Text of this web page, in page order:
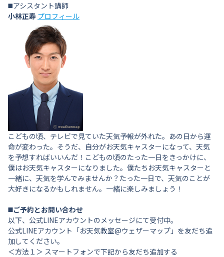
◼️アシスタント講師
小林正寿 プロフィール
こどもの頃、テレビで見ていた天気予報が外れた。あの日から運
命が変わった。そうだ、自分がお天気キャスターになって、天気
を予想すればいいんだ！こどもの頃のたった一日をきっかけに、
僕はお天気キャスターになりました。僕たちお天気キャスターと
一緒に、天気を学んでみませんか？たった一日で、天気のことが
大好きになるかもしれません。一緒に楽しみましょう！
◼️ご予約とお問い合わせ
以下、公式LINEアカウントのメッセージにて受付中。
公式LINEアカウント「お天気教室@ウェザーマップ」を友だち追
加してください。
＜方法１＞ スマートフォンで下記から友だち追加する